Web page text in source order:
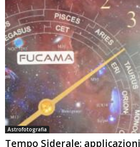
Astrofotografia
Tempo Siderale: